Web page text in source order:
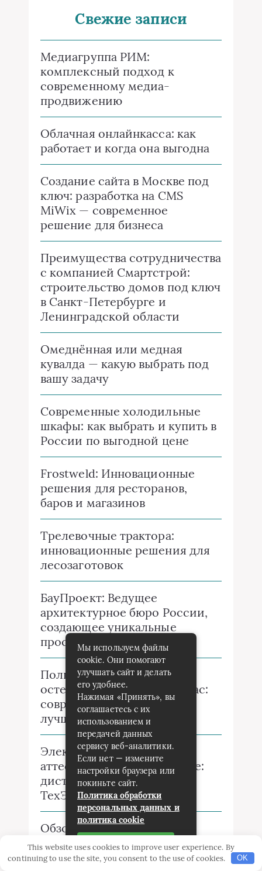
Свежие записи
Медиагруппа РИМ:
комплексный подход к
современному медиа-
продвижению
Облачная онлайнкасса: как
работает и когда она выгодна
Создание сайта в Москве под
ключ: разработка на CMS
MiWix — современное
решение для бизнеса
Преимущества сотрудничества
с компанией Смартстрой:
строительство домов под ключ
в Санкт-Петербурге и
Ленинградской области
Омеднённая или медная
кувалда — какую выбрать под
вашу задачу
Современные холодильные
шкафы: как выбрать и купить в
России по выгодной цене
Frostweld: Инновационные
решения для ресторанов,
баров и магазинов
Трелевочные трактора:
инновационные решения для
лесозаготовок
БауПроект: Ведущее
архитектурное бюро России,
создающее уникальные
пространства
Полное руководство по
остеклению веранд и террас:
современные решения и
лучшие материалы
Электробезопасность и
аттестация в Ростехнадзоре:
дистанционные решения с
ТехЭксперт
Обзор аккумуляторной
техники Villartec:
инновационные решения для
Мы используем файлы
cookie. Они помогают
улучшать сайт и делать
его удобнее.
Нажимая «Принять», вы
соглашаетесь с их
использованием и
передачей данных
сервису веб-аналитики.
Если нет — измените
настройки браузера или
покиньте сайт.
Политика обработки
персональных данных и
политика cookie
This website uses cookies to improve user experience. By
continuing to use the site, you consent to the use of cookies.
OK